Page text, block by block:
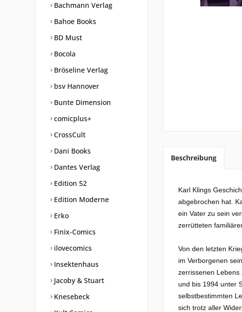
Bachmann Verlag
Bahoe Books
BD Must
Bocola
Bröseline Verlag
bsv Hannover
Bunte Dimension
comicplus+
CrossCult
Dani Books
Dantes Verlag
Edition 52
Edition Moderne
Erko
Finix-Comics
ilovecomics
Insektenhaus
Jacoby & Stuart
Knesebeck
Beschreibung
Karl Klings
abgebrochen hat.
ein Vater zu sein
zerrütteten
Von den letzten
im Verborgenen
zerrissenen Lebens
und bis 1994 unter
selbstbestimmten
sich trotz aller